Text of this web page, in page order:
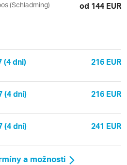
(Schladming) od 144 EUR
(4 dni) 216 EUR
(4 dni) 216 EUR
(4 dni) 241 EUR
a možnosti